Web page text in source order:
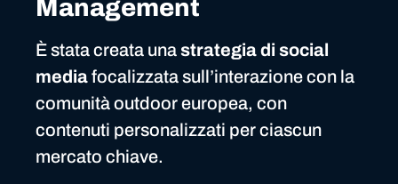
Management
È stata creata unastrategia di social
mediafocalizzata sull’interazione con la
comunità outdoor europea, con
contenuti personalizzati per ciascun
mercato chiave.